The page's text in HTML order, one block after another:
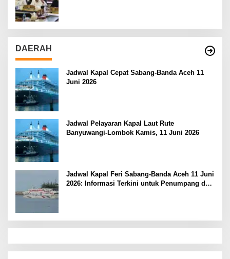
DAERAH
Jadwal Kapal Cepat Sabang-Banda Aceh 11
Juni 2026
Jadwal Pelayaran Kapal Laut Rute
Banyuwangi-Lombok Kamis, 11 Juni 2026
Jadwal Kapal Feri Sabang-Banda Aceh 11 Juni
2026: Informasi Terkini untuk Penumpang dan